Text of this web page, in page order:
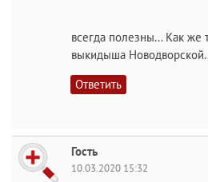
всегда полезны... Как же
выкидыша
Ответить
Гость
10.03.2020 15:32